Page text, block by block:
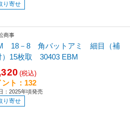
り寄せ
商事
18－8 角バットアミ 細目（補
）15枚取 30403 EBM
(税込)
ント：132
：2025年頃発売
り寄せ